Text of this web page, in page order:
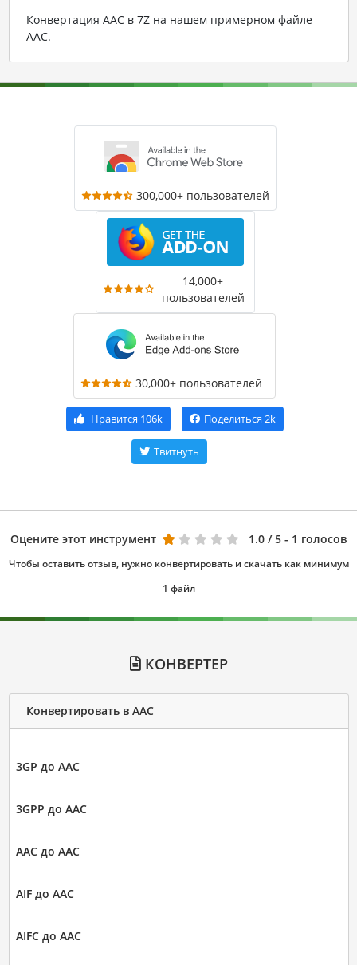
Конвертация AAC в 7Z на нашем примерном файле
AAC.
300,000+ пользователей
14,000+
пользователей
30,000+ пользователей
Нравится 106k Поделиться 2k
Твитнуть
Оцените этот инструмент 1.0 / 5 - 1 голосов
Чтобы оставить отзыв, нужно конвертировать и скачать как минимум
1 файл
КОНВЕРТЕР
Конвертировать в AAC
3GP до AAC
3GPP до AAC
AAC до AAC
AIF до AAC
AIFC до AAC